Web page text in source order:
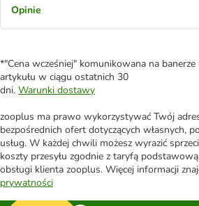
Opinie
*"Cena wcześniej" komunikowana na
artykułu w ciągu ostatnich 30
dni. Warunki dostawy
zooplus ma prawo wykorzystywać Twój
bezpośrednich ofert dotyczących własnych,
usług. W każdej chwili możesz wyrazić
koszty przesyłu zgodnie z taryfą
obsługi klienta zooplus. Więcej informacji
prywatności